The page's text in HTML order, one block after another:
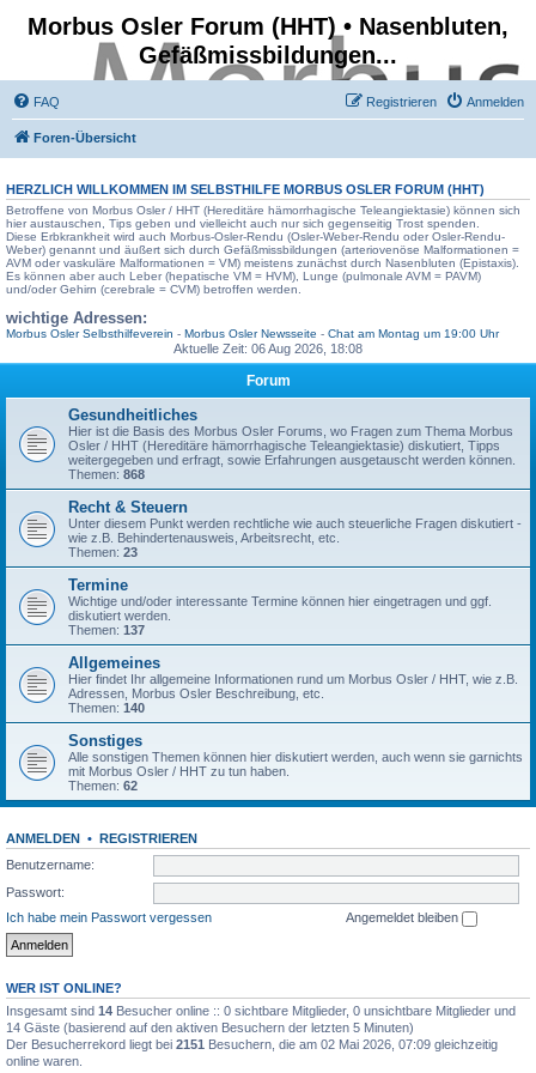
Morbus Osler Forum (HHT) • Nasenbluten,
Gefäßmissbildungen...
FAQ Anmelden
Registrieren
Foren-Übersicht
HERZLICH WILLKOMMEN IM SELBSTHILFE MORBUS OSLER FORUM (HHT)
Betroffene von Morbus Osler / HHT (Hereditäre hämorrhagische Teleangiektasie) können sich
hier austauschen, Tips geben und vielleicht auch nur sich gegenseitig Trost spenden.
Diese Erbkrankheit wird auch Morbus-Osler-Rendu (Osler-Weber-Rendu oder Osler-Rendu-
Weber) genannt und äußert sich durch Gefäßmissbildungen (arteriovenöse Malformationen =
AVM oder vaskuläre Malformationen = VM) meistens zunächst durch Nasenbluten (Epistaxis).
Es können aber auch Leber (hepatische VM = HVM), Lunge (pulmonale AVM = PAVM)
und/oder Gehirn (cerebrale = CVM) betroffen werden.
wichtige Adressen:
Morbus Osler Selbsthilfeverein - Morbus Osler Newsseite - Chat am Montag um 19:00 Uhr
Aktuelle Zeit: 06 Aug 2026, 18:08
Forum
Gesundheitliches
Hier ist die Basis des Morbus Osler Forums, wo Fragen zum Thema Morbus
Osler / HHT (Hereditäre hämorrhagische Teleangiektasie) diskutiert, Tipps
weitergegeben und erfragt, sowie Erfahrungen ausgetauscht werden können.
Themen: 868
Recht & Steuern
Unter diesem Punkt werden rechtliche wie auch steuerliche Fragen diskutiert -
wie z.B. Behindertenausweis, Arbeitsrecht, etc.
Themen: 23
Termine
Wichtige und/oder interessante Termine können hier eingetragen und ggf.
diskutiert werden.
Themen: 137
Allgemeines
Hier findet Ihr allgemeine Informationen rund um Morbus Osler / HHT, wie z.B.
Adressen, Morbus Osler Beschreibung, etc.
Themen: 140
Sonstiges
Alle sonstigen Themen können hier diskutiert werden, auch wenn sie garnichts
mit Morbus Osler / HHT zu tun haben.
Themen: 62
ANMELDEN • REGISTRIEREN
Benutzername:
Passwort:
Ich habe mein Passwort vergessen
Angemeldet bleiben
WER IST ONLINE?
Insgesamt sind 14 Besucher online :: 0 sichtbare Mitglieder, 0 unsichtbare Mitglieder und
14 Gäste (basierend auf den aktiven Besuchern der letzten 5 Minuten)
Der Besucherrekord liegt bei 2151 Besuchern, die am 02 Mai 2026, 07:09 gleichzeitig
online waren.